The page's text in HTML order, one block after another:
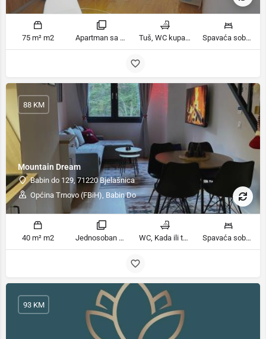
75 m² m2 Apartman sa terasom sobe Tuš, WC kupatila Spavaća soba 1: 1 bračni krevet | Spavaća soba 2: 1 krevet na kat ležaja
Mountain Dream
Babin do 129, 71220 Bjelašnica
Općina Trnovo (FBiH), Babin Do
88 KM
40 m² m2 Jednosoban stan sobe WC, Kada ili tuš kupatila Spavaća soba 1: 1 bračni krevet | Dnevni boravak: 1 kauč na razvlačenje ležaja
93 KM